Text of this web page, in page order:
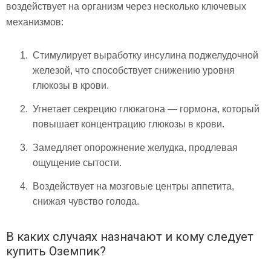
воздействует на организм через несколько ключевых
механизмов:
Стимулирует выработку инсулина поджелудочной
железой, что способствует снижению уровня
глюкозы в крови.
Угнетает секрецию глюкагона — гормона, который
повышает концентрацию глюкозы в крови.
Замедляет опорожнение желудка, продлевая
ощущение сытости.
Воздействует на мозговые центры аппетита,
снижая чувство голода.
В каких случаях назначают и кому следует
купить Оземпик?